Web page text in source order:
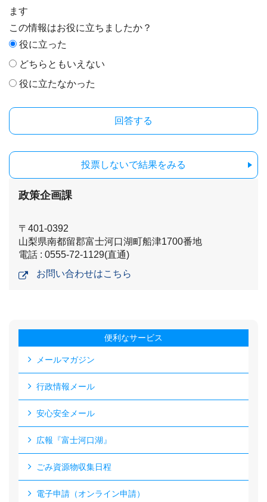
ます
この情報はお役に立ちましたか？
役に立った
どちらともいえない
役に立たなかった
投票しないで結果をみる
政策企画課
〒401-0392
山梨県南都留郡富士河口湖町船津1700番地
電話 : 0555-72-1129(直通)
お問い合わせはこちら
便利なサービス
メールマガジン
行政情報メール
安心安全メール
広報『富士河口湖』
ごみ資源物収集日程
電子申請（オンライン申請）